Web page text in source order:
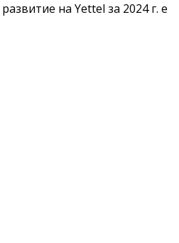
на Yettel за 2024 г. e